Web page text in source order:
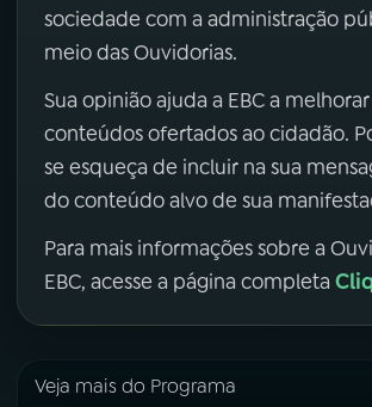
sociedade com a administração
meio das Ouvidorias.
Sua opinião ajuda a EBC a
conteúdos ofertados ao cidadão.
se esqueça de incluir na sua
do conteúdo alvo de sua
Para mais informações sobre a
EBC, acesse a página completa
Veja mais do Programa